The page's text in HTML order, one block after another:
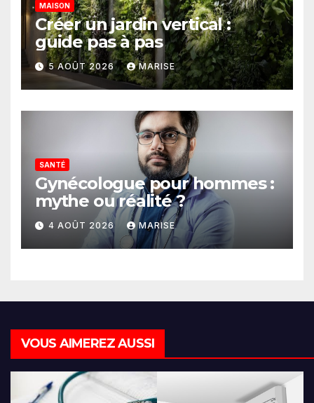
MAISON
Créer un jardin vertical :
guide pas à pas
5 AOÛT 2026 MARISE
SANTÉ
Gynécologue pour hommes :
mythe ou réalité ?
4 AOÛT 2026 MARISE
VOUS AIMEREZ AUSSI